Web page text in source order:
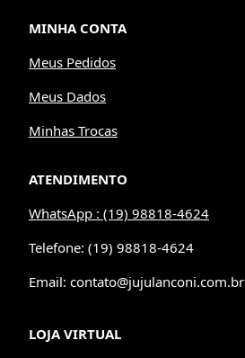
MINHA CONTA
Meus Pedidos
Meus Dados
Minhas Trocas
ATENDIMENTO
WhatsApp : (19) 98818-4624
Telefone: (19) 98818-4624
Email: contato@jujulanconi.com.br
LOJA VIRTUAL